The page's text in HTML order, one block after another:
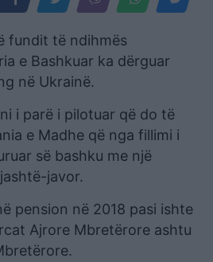
fundit të ndihmës
e Bashkuar ka dërguar
në Ukrainë.
i parë i pilotuar që do të
e Madhe që nga fillimi i
së bashku me një
javor.
pension në 2018 pasi ishte
Ajrore Mbretërore ashtu